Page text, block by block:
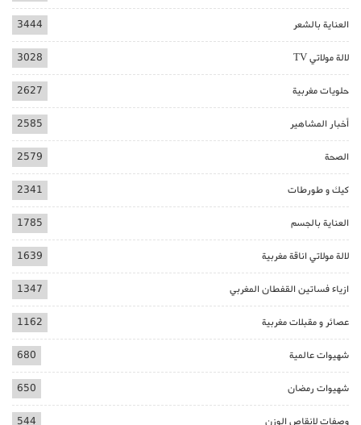
العناية بالشعر 3444
لالة مولاتي TV 3028
حلويات مغربية 2627
أخبار المشاهير 2585
الصحة 2579
كيك و طورطات 2341
العناية بالجسم 1785
لالة مولاتي اناقة مغربية 1639
ازياء فساتين القفطان المغربي 1347
عصائر و مقبلات مغربية 1162
شهيوات عالمية 680
شهيوات رمضان 650
وصفات لانقاص الوزن 544